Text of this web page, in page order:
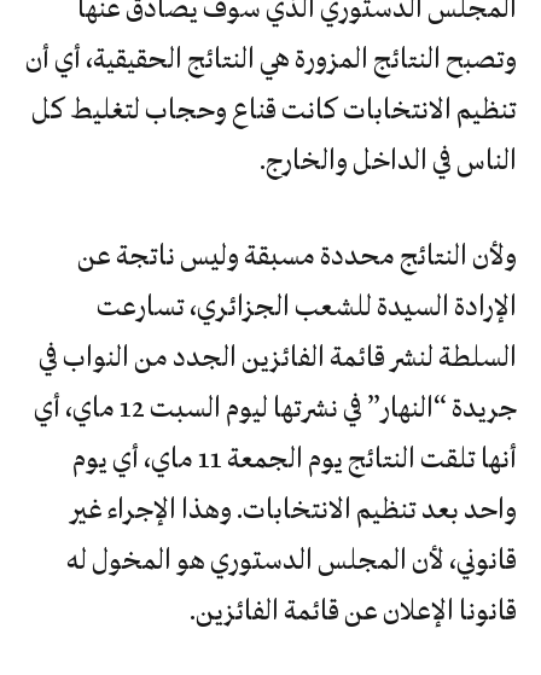
المجلس الدستوري الذي سوف يصادق عنها
وتصبح النتائج المزورة هي النتائج الحقيقية، أي أن
تنظيم الانتخابات كانت قناع وحجاب لتغليط كل
الناس في الداخل والخارج.
ولأن النتائج محددة مسبقة وليس ناتجة عن
الإرادة السيدة للشعب الجزائري، تسارعت
السلطة لنشر قائمة الفائزين الجدد من النواب في
جريدة “النهار” في نشرتها ليوم السبت 12 ماي، أي
أنها تلقت النتائج يوم الجمعة 11 ماي، أي يوم
واحد بعد تنظيم الانتخابات. وهذا الإجراء غير
قانوني، لأن المجلس الدستوري هو المخول له
قانونا الإعلان عن قائمة الفائزين.